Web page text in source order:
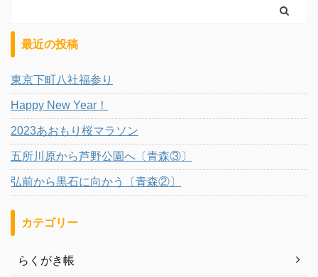
最近の投稿
東京下町八社福参り
Happy New Year！
2023あおもり桜マラソン
五所川原から芦野公園へ〔青森③〕
弘前から黒石に向かう〔青森②〕
カテゴリー
らくがき帳